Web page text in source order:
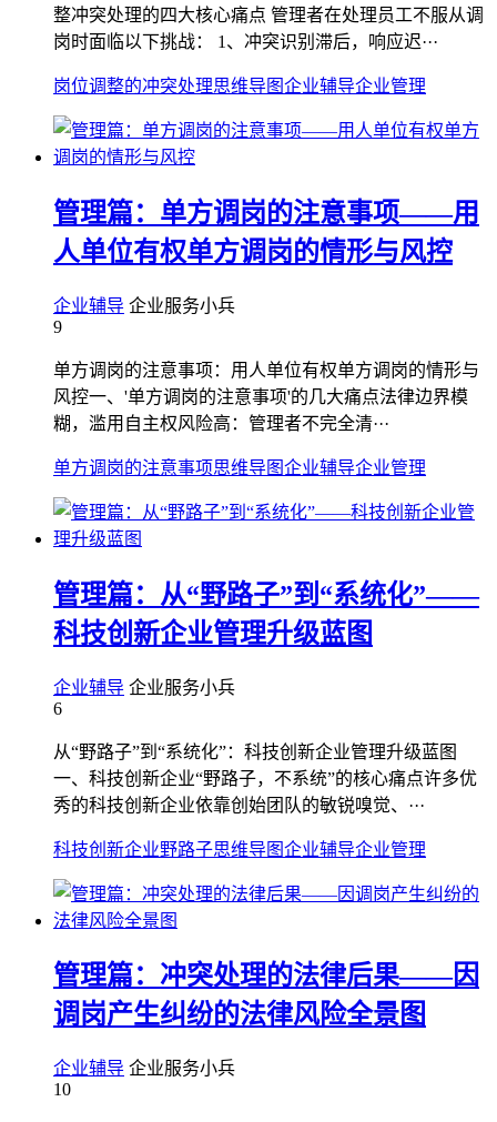
整冲突处理的四大核心痛点 管理者在处理员工不服从调
岗时面临以下挑战： 1、冲突识别滞后，响应迟···
岗位调整的冲突处理思维导图企业辅导企业管理
管理篇：单方调岗的注意事项——用
人单位有权单方调岗的情形与风控
企业辅导 企业服务小兵
9
单方调岗的注意事项：用人单位有权单方调岗的情形与
风控一、'单方调岗的注意事项'的几大痛点法律边界模
糊，滥用自主权风险高：管理者不完全清···
单方调岗的注意事项思维导图企业辅导企业管理
管理篇：从“野路子”到“系统化”——
科技创新企业管理升级蓝图
企业辅导 企业服务小兵
6
从“野路子”到“系统化”：科技创新企业管理升级蓝图
一、科技创新企业“野路子，不系统”的核心痛点许多优
秀的科技创新企业依靠创始团队的敏锐嗅觉、···
科技创新企业野路子思维导图企业辅导企业管理
管理篇：冲突处理的法律后果——因
调岗产生纠纷的法律风险全景图
企业辅导 企业服务小兵
10